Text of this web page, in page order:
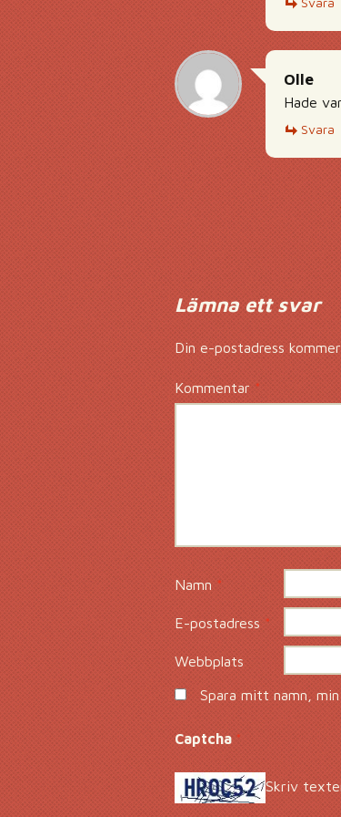
Olle
Hade
Svara
Lämna ett svar
Din e-postadress
Kommentar*
Namn*
E-postadress*
Webbplats
Spara mitt namn,
Captcha *
Skriv